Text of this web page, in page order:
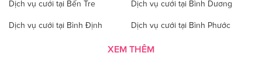
Dịch vụ cưới tại Bến Tre Dịch vụ cưới tại Bình Dương
Dịch vụ cưới tại Bình Định Dịch vụ cưới tại Bình Phước
Dịch vụ cưới tại Bình Thuận Dịch vụ cưới tại Cà Mau
XEM THÊM